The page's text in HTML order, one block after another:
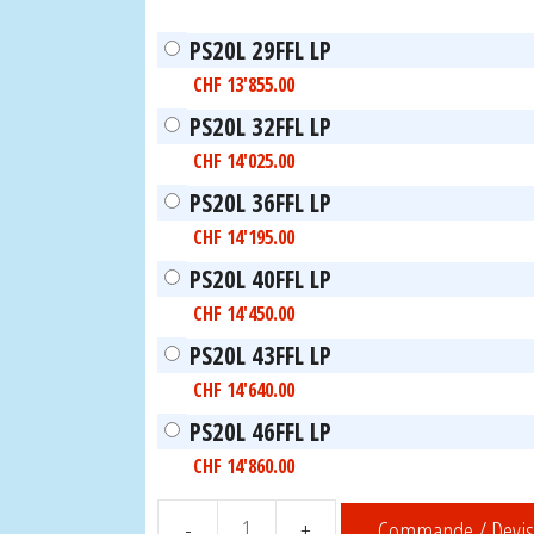
PS20L 29FFL LP
CHF 13'855.00
PS20L 32FFL LP
CHF 14'025.00
PS20L 36FFL LP
CHF 14'195.00
PS20L 40FFL LP
CHF 14'450.00
PS20L 43FFL LP
CHF 14'640.00
PS20L 46FFL LP
CHF 14'860.00